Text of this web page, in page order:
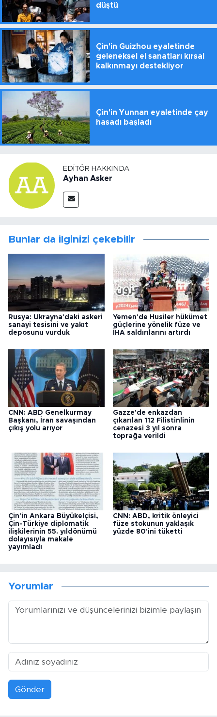
düştü
Çin'in Guizhou eyaletinde
geleneksel el sanatları kırsal
kalkınmayı destekliyor
Çin'in Yunnan eyaletinde çay
hasadı başladı
EDITÖR HAKKINDA
Ayhan Asker
Bunlar da ilginizi çekebilir
Rusya: Ukrayna'daki askeri
sanayi tesisini ve yakıt
deposunu vurduk
Yemen'de Husiler hükümet
güçlerine yönelik füze ve
İHA saldırılarını artırdı
CNN: ABD Genelkurmay
Başkanı, İran savaşından
çıkış yolu arıyor
Gazze'de enkazdan
çıkarılan 112 Filistinlinin
cenazesi 3 yıl sonra
toprağa verildi
Çin'in Ankara Büyükelçisi,
Çin-Türkiye diplomatik
ilişkilerinin 55. yıldönümü
dolayısıyla makale
yayımladı
CNN: ABD, kritik önleyici
füze stokunun yaklaşık
yüzde 80'ini tüketti
Yorumlar
Gönder